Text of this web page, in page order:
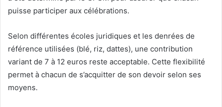
puisse participer aux célébrations.
Selon différentes écoles juridiques et les denrées de
référence utilisées (blé, riz, dattes), une contribution
variant de 7 à 12 euros reste acceptable. Cette flexibilité
permet à chacun de s’acquitter de son devoir selon ses
moyens.